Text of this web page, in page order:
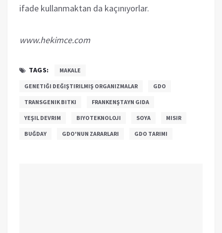
ifade kullanmaktan da kaçınıyorlar.
www.hekimce.com
TAGS: MAKALE
GENETIĞI DEĞIŞTIRILMIŞ ORGANIZMALAR GDO
TRANSGENIK BITKI FRANKENŞTAYN GIDA
YEŞIL DEVRIM BIYOTEKNOLOJI SOYA MISIR
BUĞDAY GDO'NUN ZARARLARI GDO TARIMI